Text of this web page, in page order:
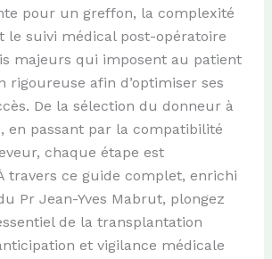
pour un greffon, la complexité
le suivi médical post-opératoire
majeurs qui imposent au patient
rigoureuse afin d’optimiser ses
De la sélection du donneur à
en passant par la compatibilité
chaque étape est
travers ce guide complet, enrichi
Pr Jean-Yves Mabrut, plongez
de la transplantation
et vigilance médicale